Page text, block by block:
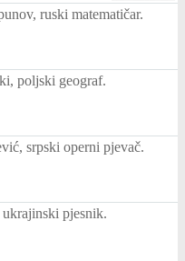
ruski matematičar.
poljski geograf.
srpski operni pjevač.
pjesnik.